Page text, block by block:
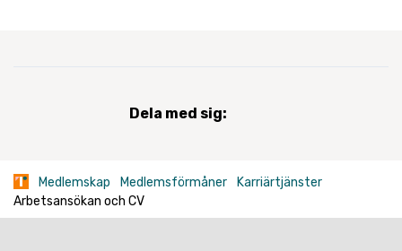
Dela med sig:
Medlemskap Medlemsförmåner
Karriärtjänster
Arbetsansökan och CV